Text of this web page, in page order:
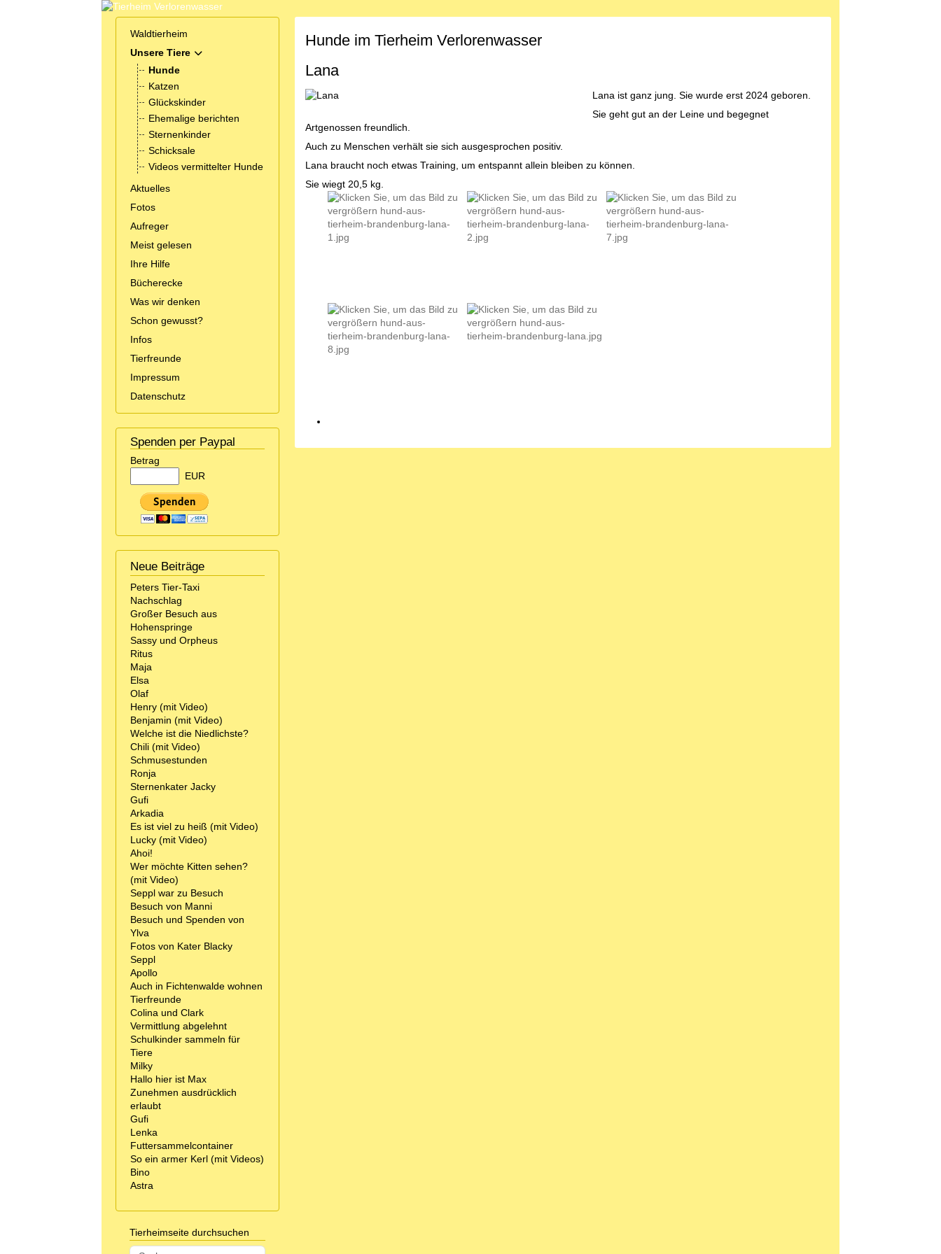
Waldtierheim
Unsere Tiere
MOD_MENU_TOGGLE_SUBMENU_LABEL
Hunde
Katzen
Glückskinder
Ehemalige berichten
Sternenkinder
Schicksale
Videos vermittelter Hunde
Aktuelles
Fotos
Aufreger
Meist gelesen
Ihre Hilfe
Bücherecke
Was wir denken
Schon gewusst?
Infos
Tierfreunde
Impressum
Datenschutz
Spenden per Paypal
Betrag
EUR
Neue Beiträge
Peters Tier-Taxi
Nachschlag
Großer Besuch aus
Hohenspringe
Sassy und Orpheus
Ritus
Maja
Elsa
Olaf
Henry (mit Video)
Benjamin (mit Video)
Welche ist die Niedlichste?
Chili (mit Video)
Schmusestunden
Ronja
Sternenkater Jacky
Gufi
Arkadia
Es ist viel zu heiß (mit Video)
Lucky (mit Video)
Ahoi!
Wer möchte Kitten sehen?
(mit Video)
Seppl war zu Besuch
Besuch von Manni
Besuch und Spenden von
Ylva
Fotos von Kater Blacky
Seppl
Apollo
Auch in Fichtenwalde wohnen
Tierfreunde
Colina und Clark
Vermittlung abgelehnt
Schulkinder sammeln für
Tiere
Milky
Hallo hier ist Max
Zunehmen ausdrücklich
erlaubt
Gufi
Lenka
Futtersammelcontainer
So ein armer Kerl (mit Videos)
Bino
Astra
Tierheimseite durchsuchen
Suchen
Hunde im Tierheim Verlorenwasser
Lana
Lana ist ganz jung. Sie wurde erst 2024 geboren.
Sie geht gut an der Leine und begegnet
Artgenossen freundlich.
Auch zu Menschen verhält sie sich ausgesprochen positiv.
Lana braucht noch etwas Training, um entspannt allein bleiben zu können.
Sie wiegt 20,5 kg.